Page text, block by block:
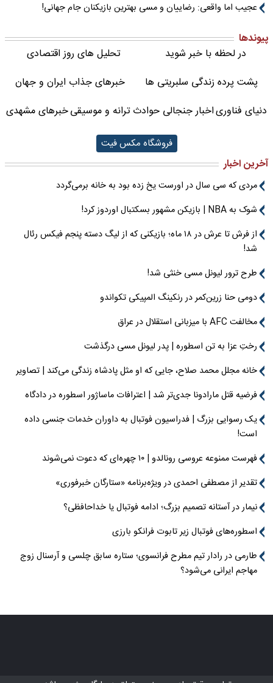
عجیب اما واقعی: رضاییان و مسی بهترین بازیکنان جام جهانی!
پیوندها
در لحظه با خبر شوید
تحلیل های روز اقتصادی
پشت پرده زندگی سلبریتی ها
خبرهای جذاب ایران و جهان
دنیای فناوریاخبار جنجالی حوادثترانه و موسیقیخبرهای مشهدی
فروشگاه مکس فیت
آخرین اخبار
مردی که سی سال در اورست یخ زده بود به خانه برمی‌گردد
شوک به NBA | بازیکن مشهور بسکتبال اوردوز کرد!
از فرش تا عرش در ۱۸ ماه؛ بازیکنی که از لیگ دسته پنجم فیکس رئال
شد!
طرح ترور لیونل مسی خنثی شد!
دومی حنا زرین‌کمر در رنکینگ المپیکی تکواندو
مخالفت AFC با میزبانی استقلال در عراق
رختِ عزا به تن اسطوره | پدر لیونل مسی درگذشت
خانه مجلل محمد صلاح، جایی که او مثل پادشاه زندگی می‌کند | تصاویر
فرضیه قتل مارادونا جدی‌تر شد | اعترافات ماساژور اسطوره در دادگاه
یک رسوایی بزرگ | فدراسیون فوتبال به داوران خدمات جنسی داده
است!
فهرست ممنوعه عروسی رونالدو | ۱۰ چهره‌ای که دعوت نمی‌شوند
تقدیر از مصطفی احمدی در ویژه‌برنامه «ستارگان خبرفوری»
نیمار در آستانه تصمیم بزرگ؛ ادامه فوتبال یا خداحافظی؟
اسطوره‌های فوتبال زیر تابوت فرانکو بارزی
طارمی در رادار تیم مطرح فرانسوی؛ ستاره سابق چلسی و آرسنال زوج
مهاجم ایرانی می‌شود؟